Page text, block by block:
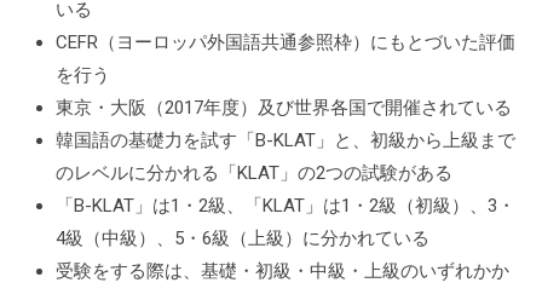
いる
CEFR（ヨーロッパ外国語共通参照枠）にもとづいた評価
を行う
東京・大阪（2017年度）及び世界各国で開催されている
韓国語の基礎力を試す「B-KLAT」と、初級から上級まで
のレベルに分かれる「KLAT」の2つの試験がある
「B-KLAT」は1・2級、「KLAT」は1・2級（初級）、3・
4級（中級）、5・6級（上級）に分かれている
受験をする際は、基礎・初級・中級・上級のいずれかか